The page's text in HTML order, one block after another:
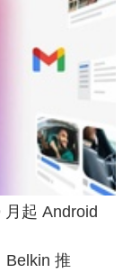
起 Android
Belkin 推